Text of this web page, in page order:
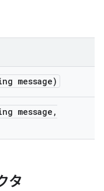
message)
message ,
タ